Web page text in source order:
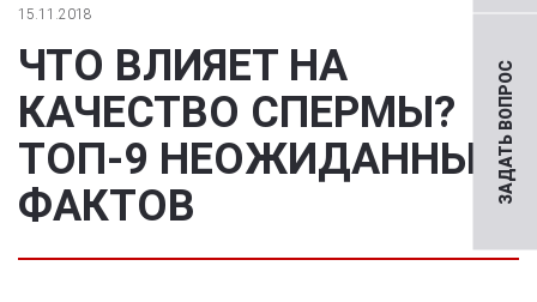
ЗАДАТЬ ВОПРОС
15.11.2018
ЧТО ВЛИЯЕТ НА
КАЧЕСТВО СПЕРМЫ?
ТОП-9 НЕОЖИДАННЫХ
ФАКТОВ